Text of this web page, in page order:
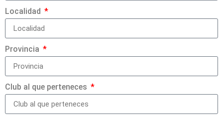
Localidad
Provincia
Club al que perteneces